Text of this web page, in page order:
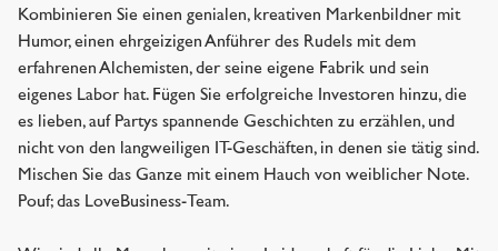
Kombinieren Sie einen genialen, kreativen Markenbildner mit
Humor, einen ehrgeizigen Anführer des Rudels mit dem
erfahrenen Alchemisten, der seine eigene Fabrik und sein
eigenes Labor hat. Fügen Sie erfolgreiche Investoren hinzu, die
es lieben, auf Partys spannende Geschichten zu erzählen, und
nicht von den langweiligen IT-Geschäften, in denen sie tätig sind.
Mischen Sie das Ganze mit einem Hauch von weiblicher Note.
Pouf; das LoveBusiness-Team.